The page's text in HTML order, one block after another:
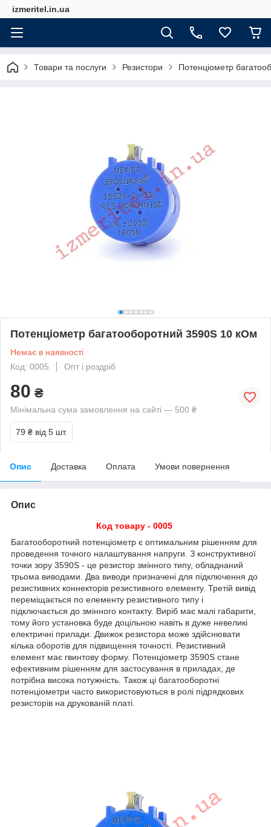
izmeritel.in.ua
Товари та послуги Резистори Потенціометр
Потенціометр багатооборотний 3590S 10 кОм
Немає в наявності
Код: 0005
Опт і роздріб
80 ₴
Мінімальна сума замовлення на сайті — 500 ₴
79 ₴ від 5 шт.
Опис Доставка Оплата Умови повернення
Опис
Код товару - 0005
Багатооборотний потенціометр є оптимальним рішенням для
проведення точного налаштування напруги. З конструктивної
точки зору 3590S - це резистор змінного типу, обладнаний
трьома виводами. Два виводи призначені для підключення до
резистивних коннекторів резистивного елементу. Третій вивід
переміщається по елементу резистивного типу і
підключається до змінного контакту. Виріб має малі габарити,
тому його установка буде доцільною навіть в дуже невеликі
електричні прилади. Движок резистора може здійснювати
кілька оборотів для підвищення точності. Резистивний
елемент має гвинтову форму. Потенціометр 3590S стане
ефективним рішенням для застосування в приладах, де
потрібна висока потужність. Також ці багатооборотні
потенціометри часто використовуються в ролі підрядкових
резисторів на друкованій платі.